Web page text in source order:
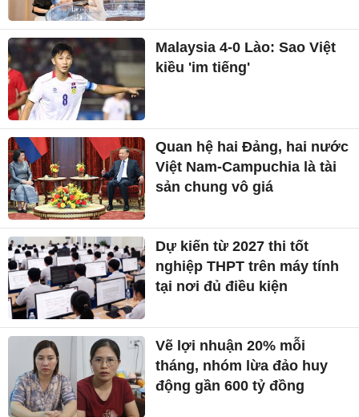
Malaysia 4-0 Lào: Sao Việt
kiều 'im tiếng'
Quan hệ hai Đảng, hai nước
Việt Nam-Campuchia là tài
sản chung vô giá ​
Dự kiến từ 2027 thi tốt
nghiệp THPT trên máy tính
tại nơi đủ điều kiện
Vẽ lợi nhuận 20% mỗi
tháng, nhóm lừa đảo huy
động gần 600 tỷ đồng